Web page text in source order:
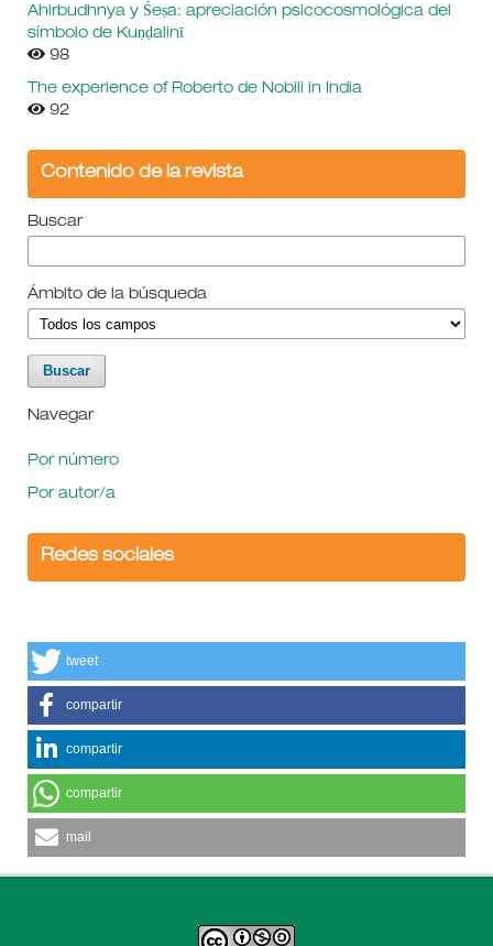
Ahirbudhnya y Śeṣa: apreciación psicocosmológica del
símbolo de Kuṇḍalinī
98
The experience of Roberto de Nobili in India
92
Contenido de la revista
Buscar
Ámbito de la búsqueda
Navegar
Por número
Por autor/a
Redes sociales
tweet
compartir
compartir
compartir
mail